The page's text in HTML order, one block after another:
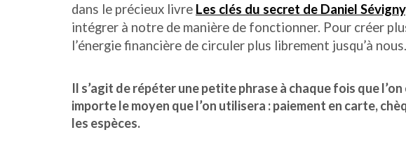
dans le précieux livre Les clés du secret de Daniel Sévigny
intégrer à notre de manière de fonctionner. Pour créer
l’énergie financière de circuler plus librement jusqu’à nous.
Il s’agit de répéter une petite phrase à chaque fois que
importe le moyen que l’on utilisera : paiement en carte,
les espèces.